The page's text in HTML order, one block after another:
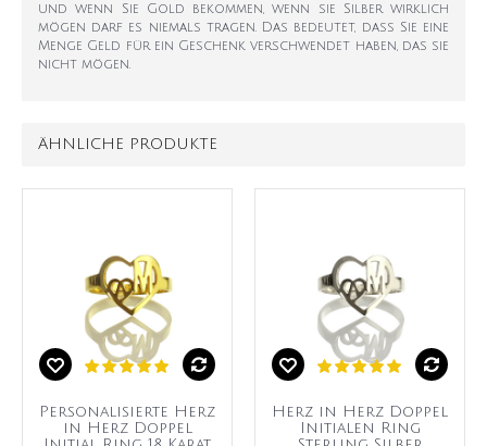
und wenn Sie Gold bekommen, wenn sie Silber wirklich
mögen darf es niemals tragen. Das bedeutet, dass Sie eine
Menge Geld für ein Geschenk verschwendet haben, das sie
nicht mögen.
ÄHNLICHE PRODUKTE
Personalisierte Herz
in Herz Doppel
Herz in Herz Doppel
Initialen Ring